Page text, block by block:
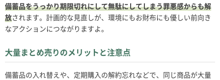
備蓄品をうっかり期限切れにして無駄にしてしまう罪悪感からも解
放されます。計画的な見直しが、環境にもお財布にも優しい前向き
なアクションにつながりますよ。
大量まとめ売りのメリットと注意点
備蓄品の入れ替えや、定期購入の解約忘れなどで、同じ商品が大量